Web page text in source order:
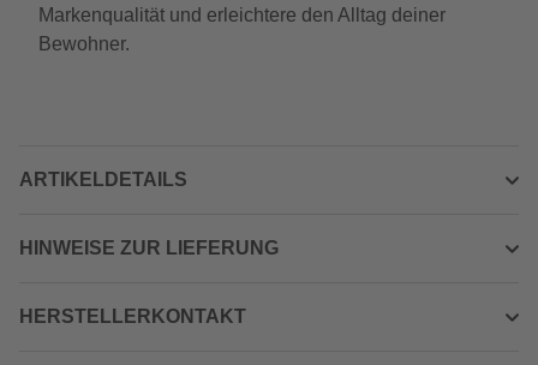
Markenqualität und erleichtere den Alltag deiner
Bewohner.
ARTIKELDETAILS
HINWEISE ZUR LIEFERUNG
HERSTELLERKONTAKT